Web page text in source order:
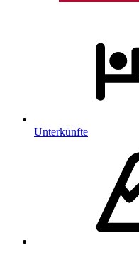
Unterkünfte